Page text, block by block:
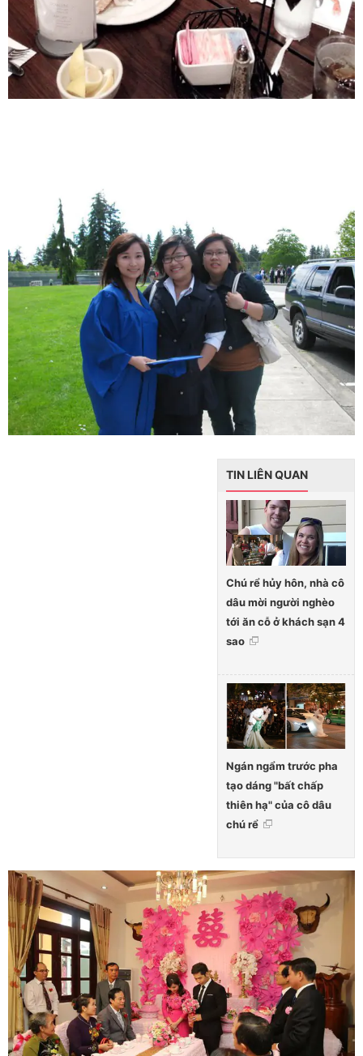
TIN LIÊN QUAN
Chú rể hủy hôn, nhà cô
dâu mời người nghèo
tới ăn cỗ ở khách sạn 4
sao
Ngán ngẩm trước pha
tạo dáng "bất chấp
thiên hạ" của cô dâu
chú rể